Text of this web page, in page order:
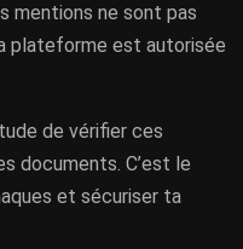
mentions ne sont pas
plateforme est autorisée
de vérifier ces
documents. C’est le
et sécuriser ta